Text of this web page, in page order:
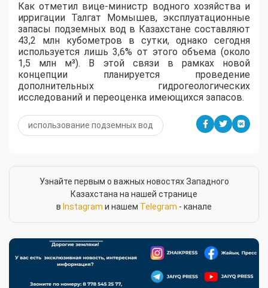
Как отметил вице-министр водного хозяйства и
ирригации Талгат Момышев, эксплуатационные
запасы подземных вод в Казахстане составляют
43,2 млн кубометров в сутки, однако сегодня
используется лишь 3,6% от этого объема (около
1,5 млн м³). В этой связи в рамках новой
концепции планируется проведение
дополнительных гидрогеологических
исследований и переоценка имеющихся запасов.
использование подземных вод
Узнайте первым о важных новостях Западного
Казахстана на нашей странице
в Instagram и нашем Telegram - канале